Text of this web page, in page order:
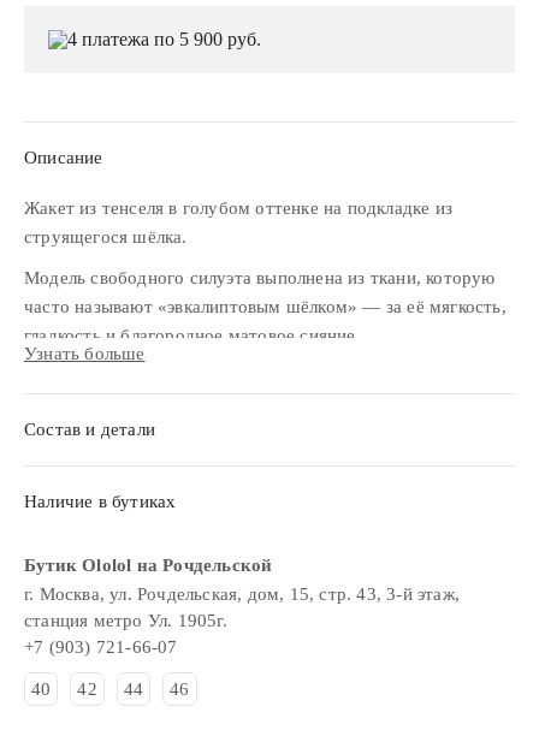
4 платежа по 5 900 руб.
Описание
Жакет из тенселя в голубом оттенке на подкладке из
струящегося шёлка.
Модель свободного силуэта выполнена из ткани, которую
часто называют «эвкалиптовым шёлком» — за её мягкость,
гладкость и благородное матовое сияние.
Узнать больше
Состав и детали
Наличие в бутиках
Бутик Ololol на Рочдельской
г. Москва, ул. Рочдельская, дом, 15, стр. 43, 3-й этаж,
станция метро Ул. 1905г.
+7 (903) 721-66-07
40 42 44 46